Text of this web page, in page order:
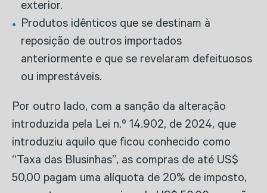
exterior.
Produtos idênticos que se destinam à
reposição de outros importados
anteriormente e que se revelaram defeituosos
ou imprestáveis.
Por outro lado, com a sanção da alteração
introduzida pela Lei n.º 14.902, de 2024, que
introduziu aquilo que ficou conhecido como
“Taxa das Blusinhas”, as compras de até US$
50,00 pagam uma alíquota de 20% de imposto,